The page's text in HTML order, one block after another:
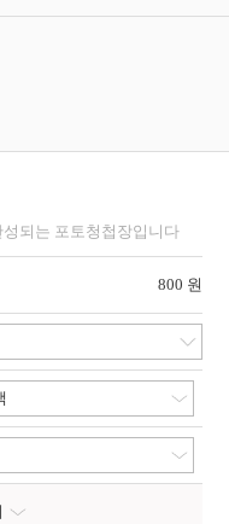
되는 포토청첩장입니다
800 원